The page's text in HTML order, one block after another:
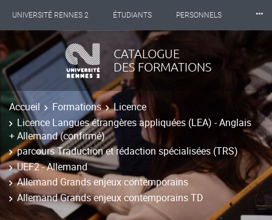
UNIVERSITÉ RENNES 2 ÉTUDIANTS PERSONNELS
INTERNATIONAL PROFESSIONNELS
LES NOUVELLES DE RENNES 2
⸱⸱⸱
CATALOGUE
DES FORMATIONS
Accueil Formations
Licence
Licence Langues étrangères appliquées (LEA) - Anglais
+ Allemand (confirmé)
parcours Traduction et rédaction spécialisées (TRS)
UEF2 - Allemand
Allemand Grands enjeux contemporains
Allemand Grands enjeux contemporains TD